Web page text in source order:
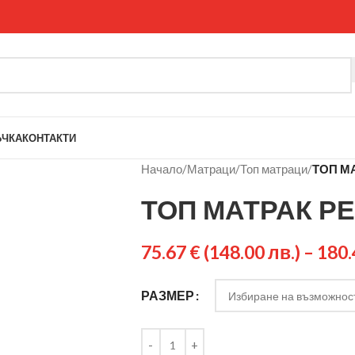
КОНТАКТИ
Начало/Матраци/Топ матраци/ТОП
ТОП МАТРАК
75.67€(148.00 лв.) –
РАЗМЕР